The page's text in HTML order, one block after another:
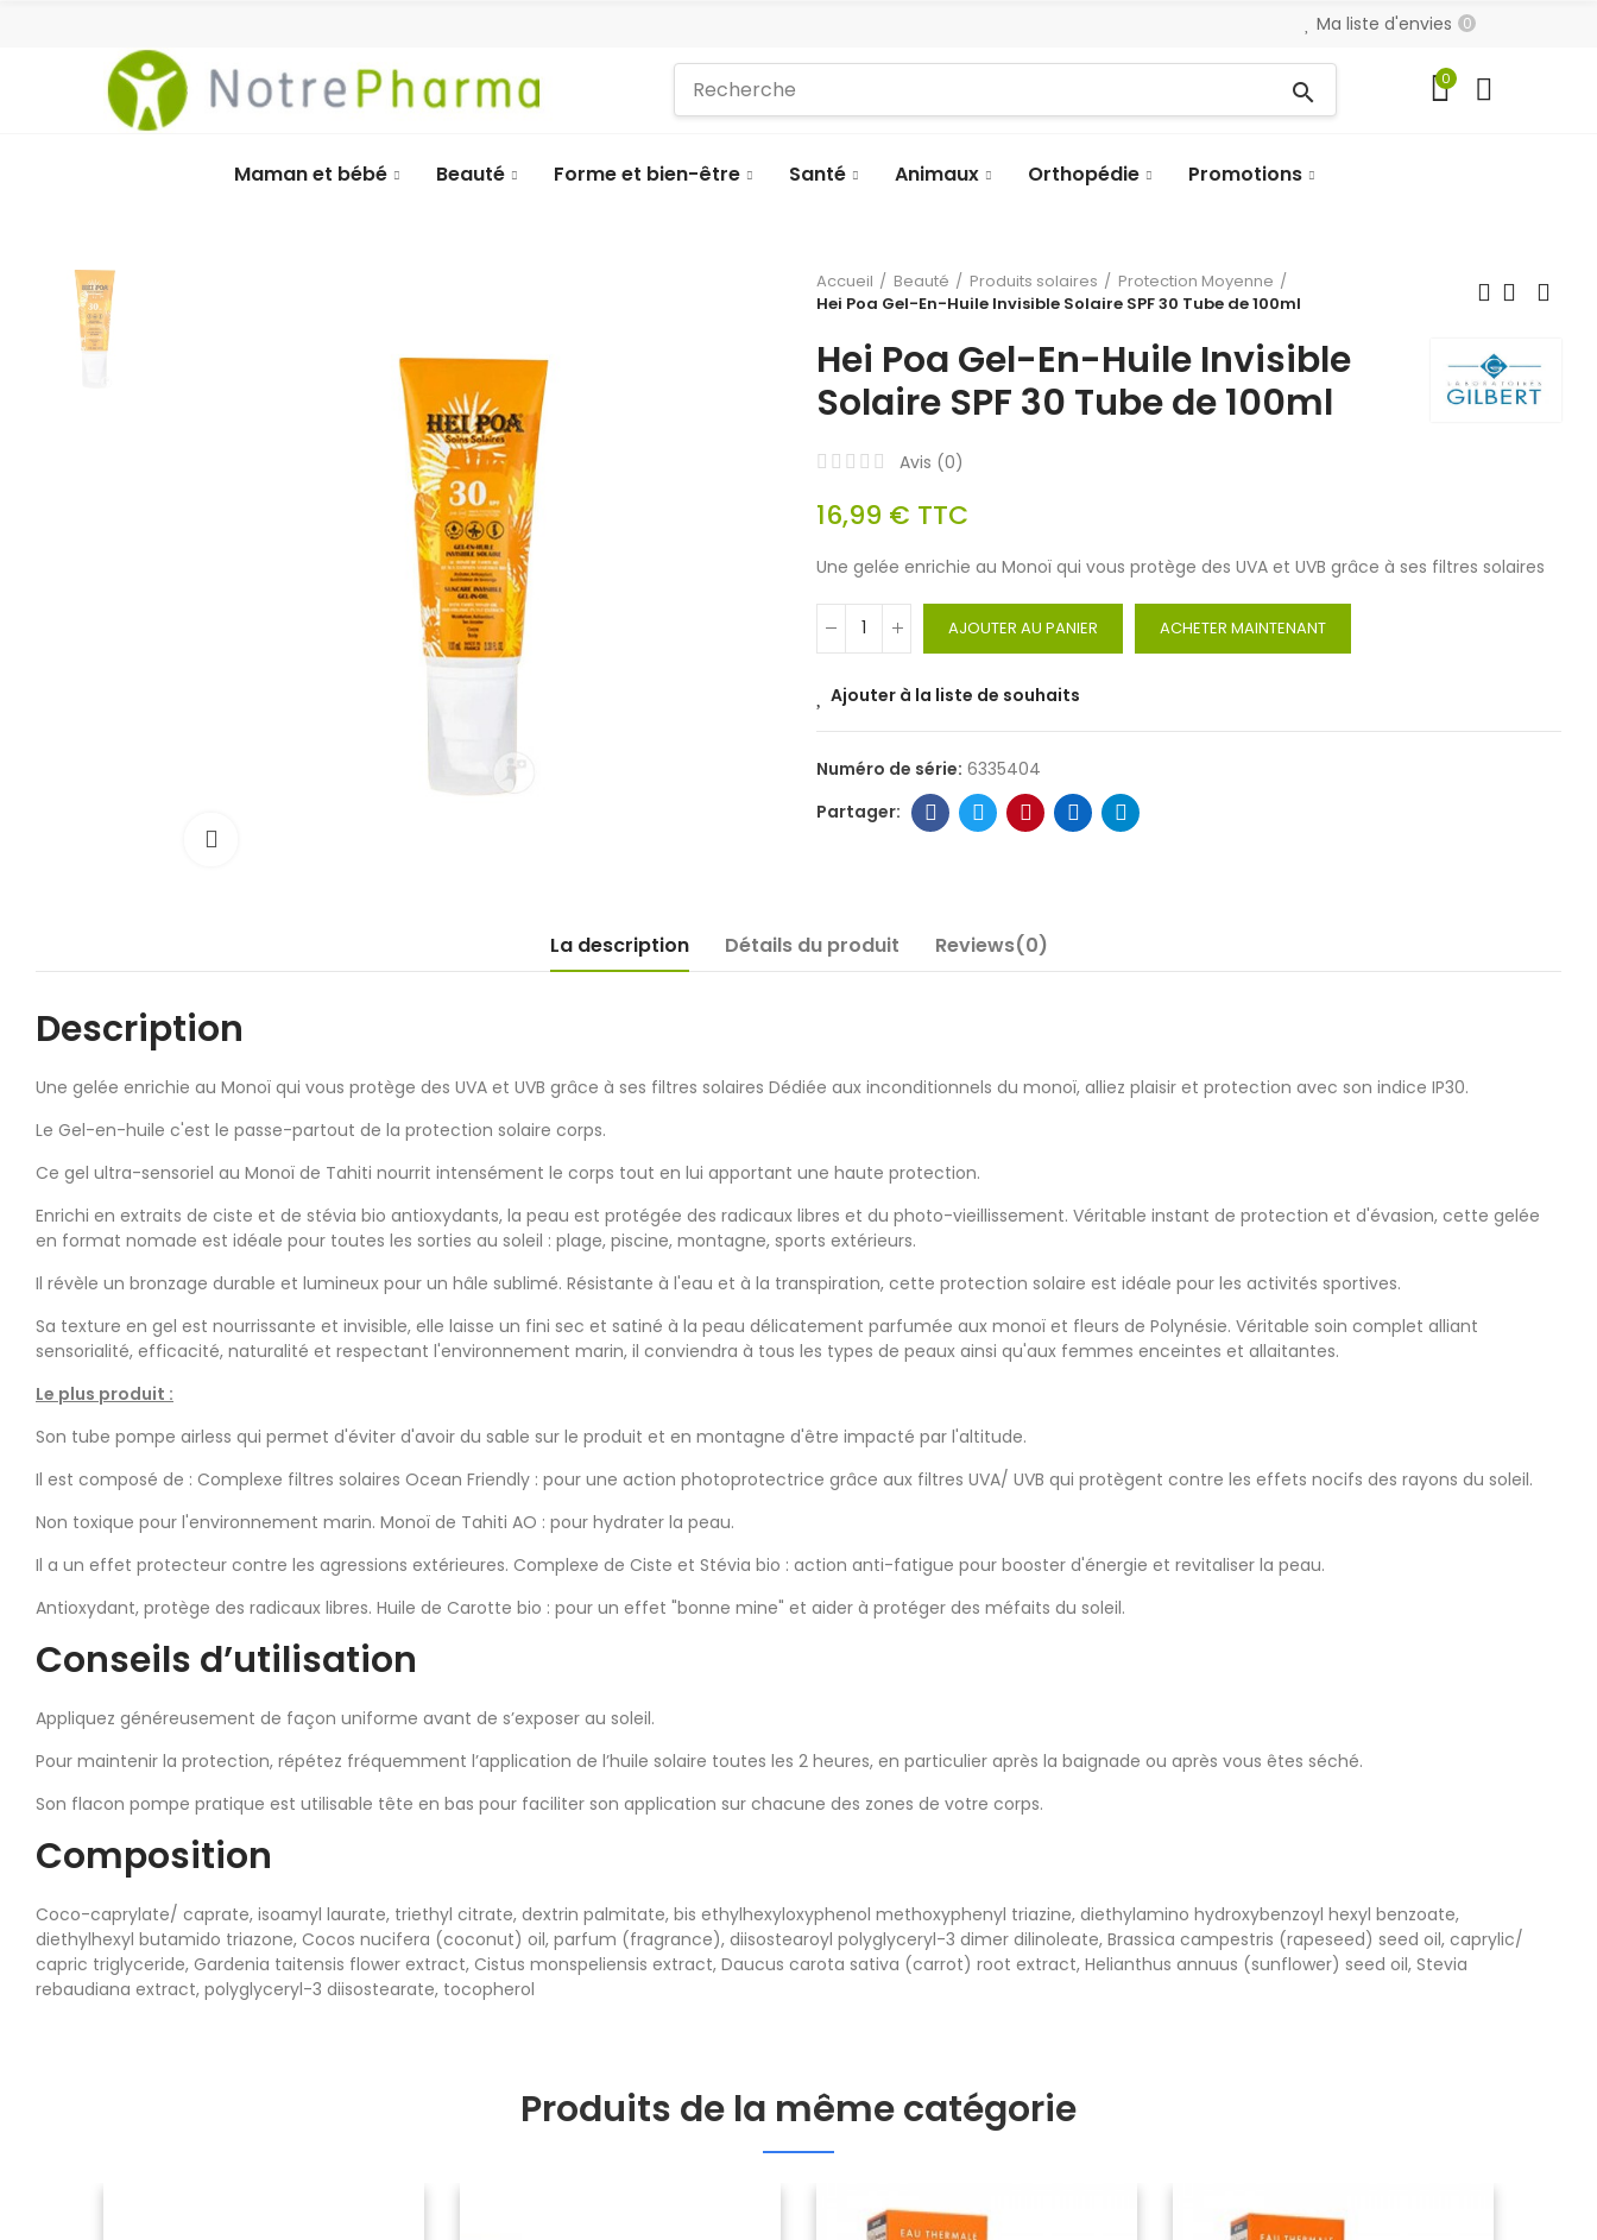
Ma liste d'envies 0
search 0
Maman et bébé Beauté Forme et bien-être Santé Animaux Orthopédie Promotions
Accueil Beauté Produits solaires
Protection Moyenne
Hei Poa Gel-En-Huile Invisible Solaire SPF 30 Tube de 100ml
Hei Poa Gel-En-Huile Invisible
Solaire SPF 30 Tube de 100ml
Avis (0)
16,99 € TTC
Une gelée enrichie au Monoï qui vous protège des UVA et UVB grâce à ses filtres solaires
AJOUTER AU PANIER ACHETER MAINTENANT
Ajouter à la liste de souhaits
Numéro de série: 6335404
La description Détails du produit Reviews(0)
Description
Une gelée enrichie au Monoï qui vous protège des UVA et UVB grâce à ses filtres solaires Dédiée aux inconditionnels du monoï, alliez plaisir et protection avec son indice IP30.
Le Gel-en-huile c'est le passe-partout de la protection solaire corps.
Ce gel ultra-sensoriel au Monoï de Tahiti nourrit intensément le corps tout en lui apportant une haute protection.
Enrichi en extraits de ciste et de stévia bio antioxydants, la peau est protégée des radicaux libres et du photo-vieillissement. Véritable instant de protection et d'évasion, cette gelée
en format nomade est idéale pour toutes les sorties au soleil : plage, piscine, montagne, sports extérieurs.
Il révèle un bronzage durable et lumineux pour un hâle sublimé. Résistante à l'eau et à la transpiration, cette protection solaire est idéale pour les activités sportives.
Sa texture en gel est nourrissante et invisible, elle laisse un fini sec et satiné à la peau délicatement parfumée aux monoï et fleurs de Polynésie. Véritable soin complet alliant
sensorialité, efficacité, naturalité et respectant l'environnement marin, il conviendra à tous les types de peaux ainsi qu'aux femmes enceintes et allaitantes.
Le plus produit :
Son tube pompe airless qui permet d'éviter d'avoir du sable sur le produit et en montagne d'être impacté par l'altitude.
Il est composé de : Complexe filtres solaires Ocean Friendly : pour une action photoprotectrice grâce aux filtres UVA/ UVB qui protègent contre les effets nocifs des rayons du soleil.
Non toxique pour l'environnement marin. Monoï de Tahiti AO : pour hydrater la peau.
Il a un effet protecteur contre les agressions extérieures. Complexe de Ciste et Stévia bio : action anti-fatigue pour booster d'énergie et revitaliser la peau.
Antioxydant, protège des radicaux libres. Huile de Carotte bio : pour un effet "bonne mine" et aider à protéger des méfaits du soleil.
Conseils d’utilisation
Appliquez généreusement de façon uniforme avant de s’exposer au soleil.
Pour maintenir la protection, répétez fréquemment l’application de l’huile solaire toutes les 2 heures, en particulier après la baignade ou après vous êtes séché.
Son flacon pompe pratique est utilisable tête en bas pour faciliter son application sur chacune des zones de votre corps.
Composition
Coco-caprylate/ caprate, isoamyl laurate, triethyl citrate, dextrin palmitate, bis ethylhexyloxyphenol methoxyphenyl triazine, diethylamino hydroxybenzoyl hexyl benzoate,
diethylhexyl butamido triazone, Cocos nucifera (coconut) oil, parfum (fragrance), diisostearoyl polyglyceryl-3 dimer dilinoleate, Brassica campestris (rapeseed) seed oil, caprylic/
capric triglyceride, Gardenia taitensis flower extract, Cistus monspeliensis extract, Daucus carota sativa (carrot) root extract, Helianthus annuus (sunflower) seed oil, Stevia
rebaudiana extract, polyglyceryl-3 diisostearate, tocopherol
Produits de la même catégorie